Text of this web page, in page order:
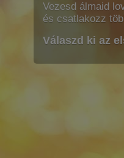
Vezesd álmaid
és csatlakozz
Válaszd ki az